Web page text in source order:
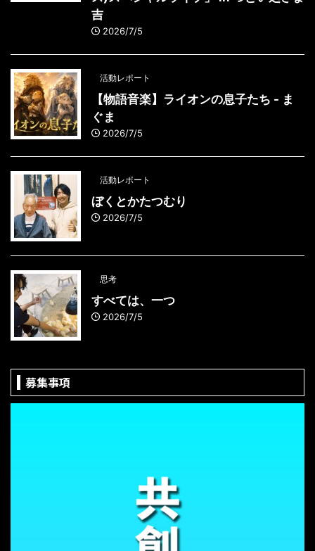
吉
2026/7/5
活動レポート
【物語音楽】ライオンの息子たち - ま
ぐま
2026/7/5
活動レポート
ぼくとかたつむり
2026/7/5
思考
すべては、一つ
2026/7/5
募集事項